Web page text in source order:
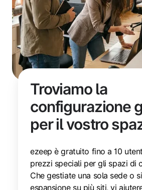
Troviamo la
configurazione
per il vostro
ezeep è gratuito fino a 10
prezzi speciali per gli spazi di
Che gestiate una sola sede o
espansione su più siti, vi